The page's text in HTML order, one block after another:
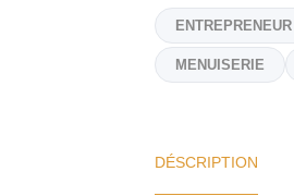
MENUISERIE
DÉSCRIPTION